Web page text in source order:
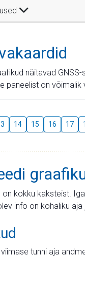
näitavad
paneelist on
14 15 16 17
kokku kaksteist.
info on kohaliku aja
tunni aja